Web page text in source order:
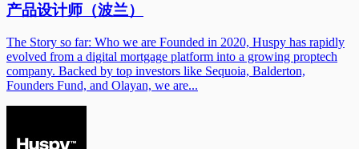
产品设计师（波兰）
The Story so far: Who we are Founded in 2020, Huspy has rapidly
evolved from a digital mortgage platform into a growing proptech
company. Backed by top investors like Sequoia, Balderton,
Founders Fund, and Olayan, we are...